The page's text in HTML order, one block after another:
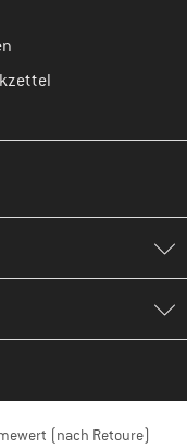
(nach Retoure)